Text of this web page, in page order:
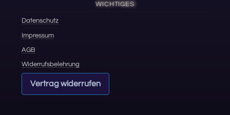
WICHTIGES
Datenschutz
Impressum
AGB
Widerrufsbelehrung
Vertrag widerrufen